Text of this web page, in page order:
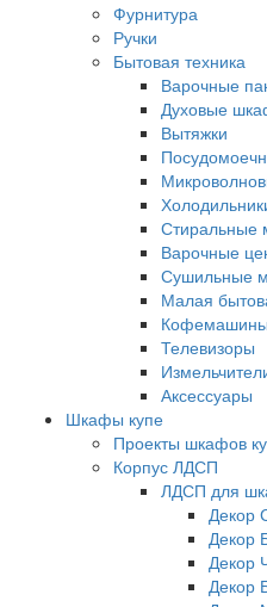
Фурнитура
Ручки
Бытовая техника
Варочные
Духовые
Вытяжки
Стиральные
Варочные
Сушильные
Малая
Кофемашины
Телевизоры
Аксессуары
Шкафы купе
Проекты шкафов
Корпус ЛДСП
ЛДСП для
Декор
Декор
Декор
Декор